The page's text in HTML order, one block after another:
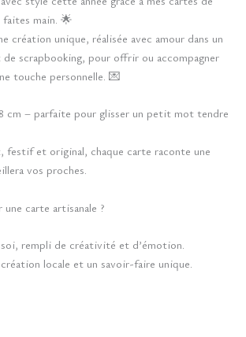
main. 🌟
création unique, réalisée avec amour dans un
scrapbooking, pour offrir ou accompagner
touche personnelle. 💌
cm – parfaite pour glisser un petit mot tendre
festif et original, chaque carte raconte une
vos proches.
carte artisanale ?
soi, rempli de créativité et d’émotion.
locale et un savoir-faire unique.